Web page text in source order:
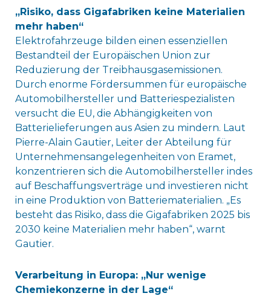
„Risiko, dass Gigafabriken keine Materialien
mehr haben“
Elektrofahrzeuge bilden einen essenziellen
Bestandteil der Europäischen Union zur
Reduzierung der Treibhausgasemissionen.
Durch enorme Fördersummen für europäische
Automobilhersteller und Batteriespezialisten
versucht die EU, die Abhängigkeiten von
Batterielieferungen aus Asien zu mindern. Laut
Pierre-Alain Gautier, Leiter der Abteilung für
Unternehmensangelegenheiten von Eramet,
konzentrieren sich die Automobilhersteller indes
auf Beschaffungsverträge und investieren nicht
in eine Produktion von Batteriematerialien. „Es
besteht das Risiko, dass die Gigafabriken 2025 bis
2030 keine Materialien mehr haben“, warnt
Gautier.
Verarbeitung in Europa: „Nur wenige
Chemiekonzerne in der Lage“